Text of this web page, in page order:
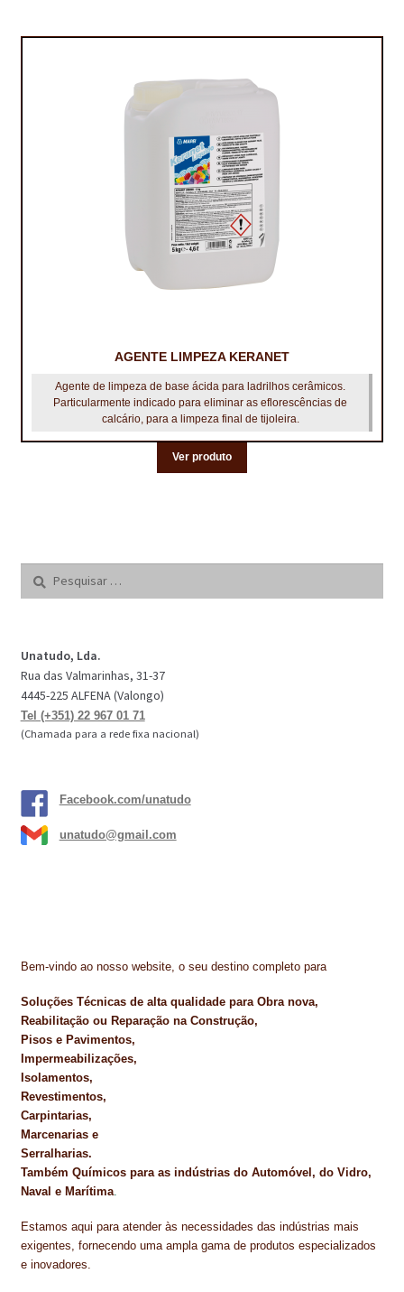
AGENTE LIMPEZA KERANET
Agente de limpeza de base ácida para ladrilhos cerâmicos.
Particularmente indicado para eliminar as eflorescências de
calcário, para a limpeza final de tijoleira.
Ver produto
Pesquisar
Unatudo, Lda.
Rua das Valmarinhas, 31-37
4445-225 ALFENA (Valongo)
Tel (+351) 22 967 01 71
(Chamada para a rede fixa nacional)
Facebook.com/unatudo
unatudo@gmail.com
Bem-vindo ao nosso website, o seu destino completo para
Soluções Técnicas de alta qualidade para Obra nova,
Reabilitação ou Reparação na Construção,
Pisos e Pavimentos,
Impermeabilizações,
Isolamentos,
Revestimentos,
Carpintarias,
Marcenarias e
Serralharias.
Também Químicos para as indústrias do Automóvel, do Vidro,
Naval e Marítima.
Estamos aqui para atender às necessidades das indústrias mais
exigentes, fornecendo uma ampla gama de produtos especializados
e inovadores.